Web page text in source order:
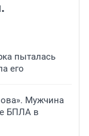
пыталась
его
Мужчина
БПЛА в